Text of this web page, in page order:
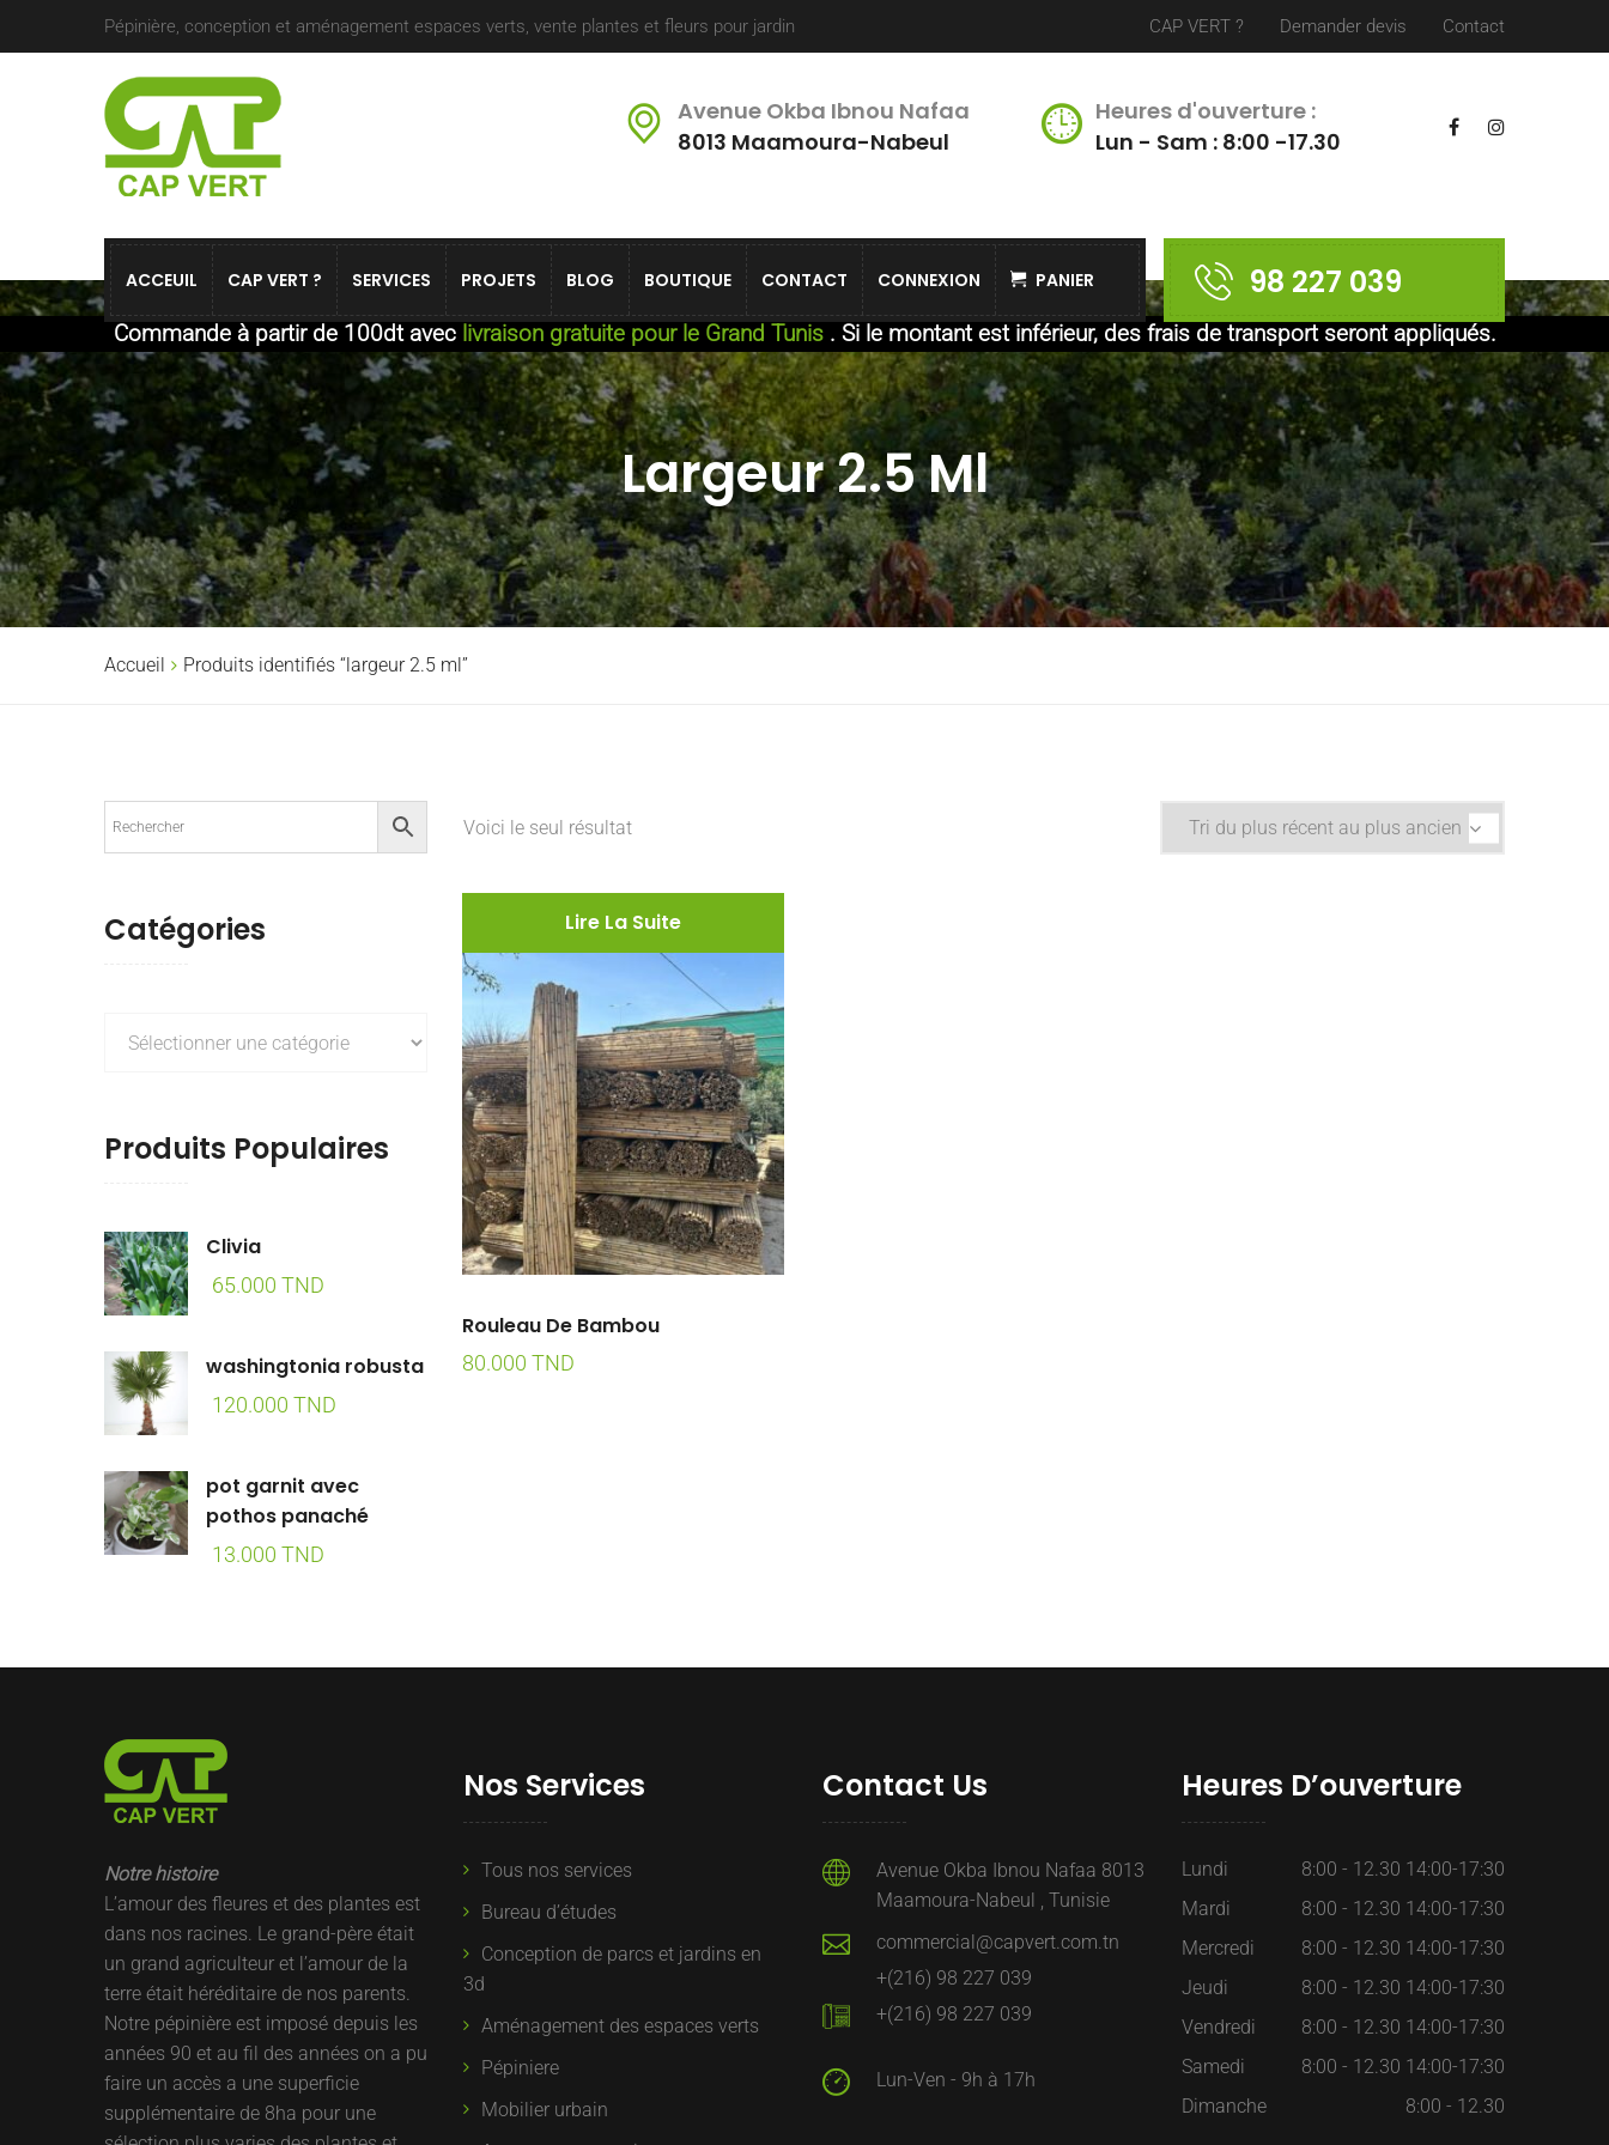
Pépinière, conception et aménagement espaces verts, vente plantes et fleurs pour jardin CAP VERT ? Demander devis Contact
Avenue Okba Ibnou Nafaa
8013 Maamoura-Nabeul
Heures d'ouverture :
Lun - Sam : 8:00 -17.30
ACCEUIL CAP VERT ? SERVICES PROJETS BLOG BOUTIQUE CONTACT CONNEXION PANIER 98 227 039
Commande à partir de 100dt avec livraison gratuite pour le Grand Tunis. Si le montant est inférieur, des frais de transport seront appliqués.
Largeur 2.5 Ml
Accueil Produits identifiés “largeur 2.5 ml”
Catégories
Produits Populaires
Clivia
65.000 TND
washingtonia robusta
120.000 TND
pot garnit avec
pothos panaché
13.000 TND
Voici le seul résultat
Lire La Suite
Rouleau De Bambou
80.000 TND
Notre histoire
L’amour des fleures et des plantes est
dans nos racines. Le grand-père était
un grand agriculteur et l’amour de la
terre était héréditaire de nos parents.
Notre pépinière est imposé depuis les
années 90 et au fil des années on a pu
faire un accès a une superficie
supplémentaire de 8ha pour une
Nos Services
Tous nos services
Bureau d’études
Conception de parcs et jardins en
3d
Aménagement des espaces verts
Pépiniere
Mobilier urbain
Contact Us
Avenue Okba Ibnou Nafaa 8013
Maamoura-Nabeul , Tunisie
commercial@capvert.com.tn
+(216) 98 227 039
+(216) 98 227 039
Lun-Ven - 9h à 17h
Heures D’ouverture
Lundi
8:00 - 12.30 14:00-17:30
Mardi
8:00 - 12.30 14:00-17:30
Mercredi
8:00 - 12.30 14:00-17:30
Jeudi
8:00 - 12.30 14:00-17:30
Vendredi
8:00 - 12.30 14:00-17:30
Samedi
8:00 - 12.30 14:00-17:30
Dimanche
8:00 - 12.30